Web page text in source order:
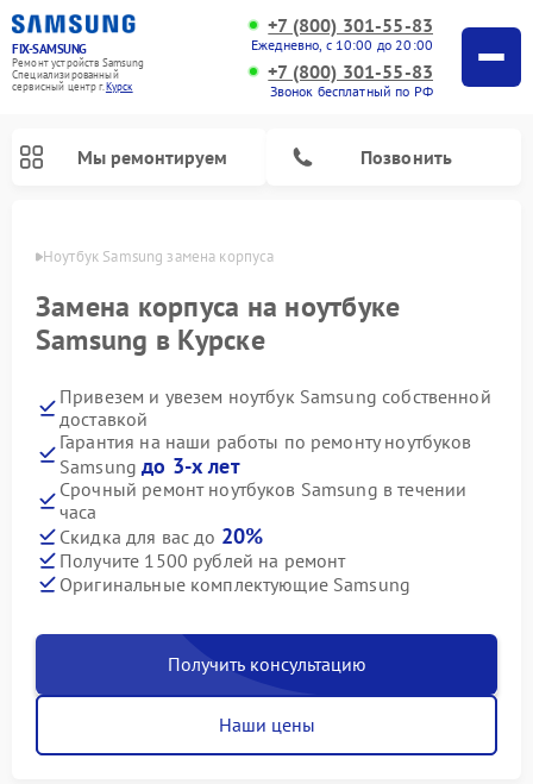
FIX-SAMSUNG
Ремонт устройств Samsung
Специализированный
cервисный центр г.Курск
+7 (800) 301-55-83
Ежедневно, с 10:00 до 20:00
+7 (800) 301-55-83
Звонок бесплатный по РФ
Мы ремонтируем Позвонить
Ноутбук Samsung замена корпуса
Замена корпуса на ноутбуке
Samsung в Курске
Привезем и увезем ноутбук Samsung собственной
доставкой
Гарантия на наши работы по ремонту ноутбуков
Samsungдо 3-х лет
Срочный ремонт ноутбуков Samsung в течении
часа
Скидка для вас до 20%
Получите 1500 рублей на ремонт
Оригинальные комплектующие Samsung
Получить консультацию
Наши цены